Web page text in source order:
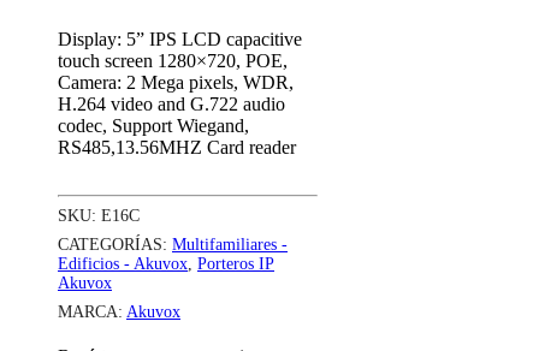
Display: 5” IPS LCD capacitive
touch screen 1280×720, POE,
Camera: 2 Mega pixels, WDR,
H.264 video and G.722 audio
codec, Support Wiegand,
RS485,13.56MHZ Card reader
SKU: E16C
CATEGORÍAS: Multifamiliares -
Edificios - Akuvox, Porteros IP
Akuvox
MARCA: Akuvox